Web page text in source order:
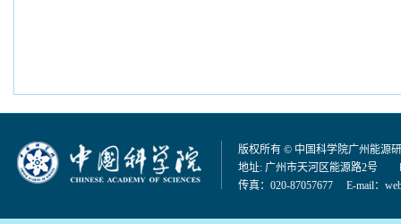
版权所有 © 中国科学院广州能源
地址: 广州市天河区能源路2号
传真：020-87057677 E-mail：